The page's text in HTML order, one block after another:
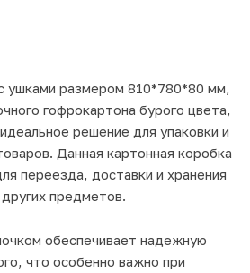
ушками размером 810*780*80 мм,
гофрокартона бурого цвета,
решение для упаковки и
Данная картонная коробка
переезда, доставки и хранения
предметов.
обеспечивает надежную
что особенно важно при